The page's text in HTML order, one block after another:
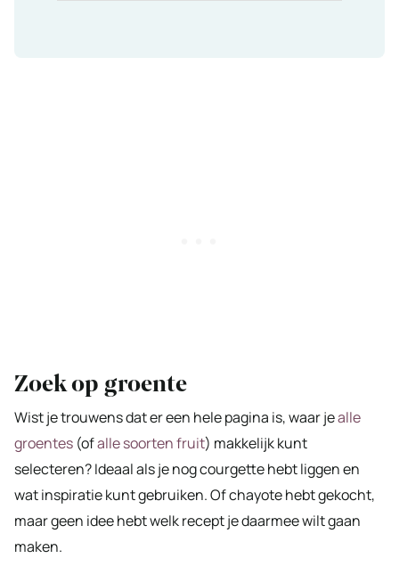
Zoek op groente
Wist je trouwens dat er een hele pagina is, waar jealle
groentes (ofalle soorten fruit) makkelijk kunt
selecteren? Ideaal als je nog courgette hebt liggen en
wat inspiratie kunt gebruiken. Of chayote hebt gekocht,
maar geen idee hebt welk recept je daarmee wilt gaan
maken.